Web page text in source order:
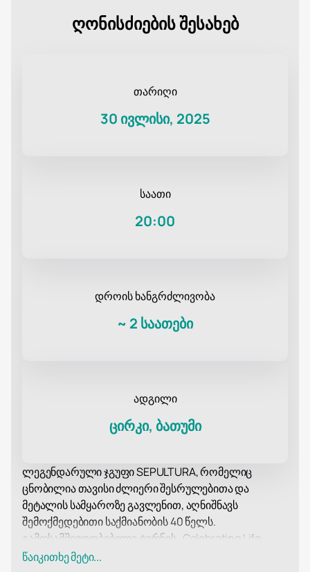
ღონისძიების შესახებ
თარიღი
30 ივლისი, 2025
საათი
20:00
დროის ხანგრძლივობა
~ 2 საათები
ადგილი
ცირკი, ბათუმი
ლეგენდარული ჯგუფი SEPULTURA, რომელიც
ცნობილია თავისი ძლიერი შესრულებითა და
მეტალის სამყაროზე გავლენით, აღნიშნავს
შემოქმედებითი საქმიანობის 40 წელს.
გამოსამშვიდობებელი ტურნეს „Celebrating Life
Through Death“-ის ფარგლებში ჯგუფი ბათუმს
წაიკითხე მეტი...